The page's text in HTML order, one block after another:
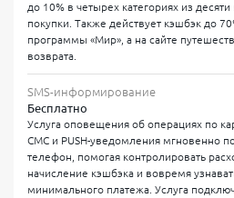
Эксперты банкпрофи.ру
оформлением кредитной карты
кредитную историю в Бюро
повышает шансы на одобрение
Карта работает в национальной
гарантирует бесперебойное
Российской Федерации. Для
Русский Стандарт онлайн не
решение принимается на основе
до 10% в четырех категориях из
покупки. Также действует кэшбэк до
программы «Мир», а на сайте
возврата.
SMS-информирование
Бесплатно
Услуга оповещения об операциях по
СМС и PUSH-уведомления мгновенно
телефон, помогая контролировать
начисление кэшбэка и вовремя
минимального платежа. Услуга